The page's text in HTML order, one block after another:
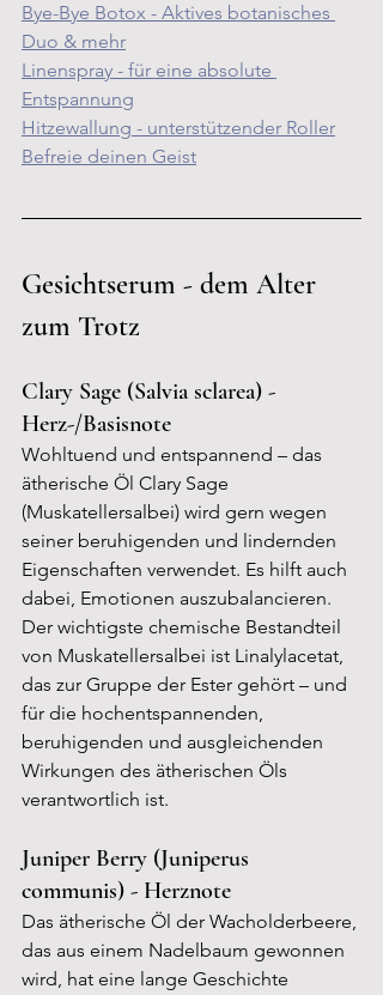
Bye-Bye Botox - Aktives botanisches
Duo & mehr
Linenspray - für eine absolute
Entspannung
Hitzewallung - unterstützender Roller
Befreie deinen Geist
Gesichtserum - dem Alter
zum Trotz
Clary Sage (Salvia sclarea) -
Herz-/Basisnote
Wohltuend und entspannend – das
ätherische Öl Clary Sage
(Muskatellersalbei) wird gern wegen
seiner beruhigenden und lindernden
Eigenschaften verwendet. Es hilft auch
dabei, Emotionen auszubalancieren.
Der wichtigste chemische Bestandteil
von Muskatellersalbei ist Linalylacetat,
das zur Gruppe der Ester gehört – und
für die hochentspannenden,
beruhigenden und ausgleichenden
Wirkungen des ätherischen Öls
verantwortlich ist.
Juniper Berry (Juniperus
communis) - Herznote
Das ätherische Öl der Wacholderbeere,
das aus einem Nadelbaum gewonnen
wird, hat eine lange Geschichte